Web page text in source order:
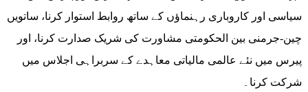
سیاسی اور کاروباری رہنماؤں کے ساتھ روابط استوار کرنا، ساتویں
چین-جرمنی بین الحکومتی مشاورت کی شریک صدارت کرنا، اور
پیرس میں نئے عالمی مالیاتی معاہدے کے سربراہی اجلاس میں
شرکت کرنا۔